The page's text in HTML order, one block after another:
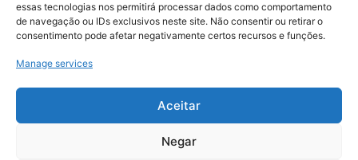
essas tecnologias nos permitirá processar dados como comportamento
de navegação ou IDs exclusivos neste site. Não consentir ou retirar o
consentimento pode afetar negativamente certos recursos e funções.
Manage services
Aceitar
Negar
Ockara é uma plataforma multicultural e criativa. Nossa proposta é
oferecer o máximo de ferramentas para realizadores e
gerenciadores de espaços criativos e culturais.
© Merak Produções Criativas. CNPJ: 39.155.931/0001-02.